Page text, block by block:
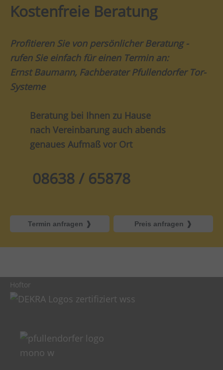
Kostenfreie Beratung
Profitieren Sie von persönlicher Beratung -
rufen Sie einfach für einen Termin an:
Ernst Baumann, Fachberater Pfullendorfer Tor-
Systeme
Beratung bei Ihnen zu Hause
nach Vereinbarung auch abends
genaues Aufmaß vor Ort
08638 / 65878
Termin anfragen Preis anfragen
Hoftor